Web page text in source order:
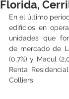
Florida,
En el último
edificios en
unidades que
de mercado de
(0,7%) y Macul
Renta
Colliers.